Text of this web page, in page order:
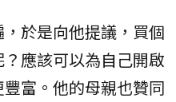
於是向他提議，買個
應該可以為自己開啟
富。他的母親也贊同